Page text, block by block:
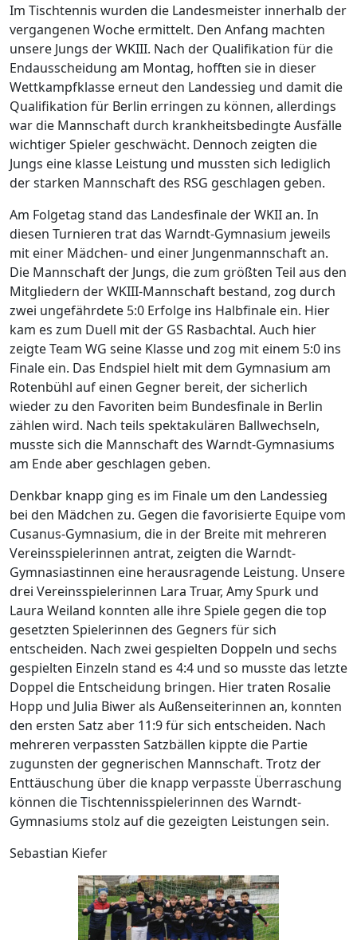
Im Tischtennis wurden die Landesmeister innerhalb der
vergangenen Woche ermittelt. Den Anfang machten
unsere Jungs der WKIII. Nach der Qualifikation für die
Endausscheidung am Montag, hofften sie in dieser
Wettkampfklasse erneut den Landessieg und damit die
Qualifikation für Berlin erringen zu können, allerdings
war die Mannschaft durch krankheitsbedingte Ausfälle
wichtiger Spieler geschwächt. Dennoch zeigten die
Jungs eine klasse Leistung und mussten sich lediglich
der starken Mannschaft des RSG geschlagen geben.
Am Folgetag stand das Landesfinale der WKII an. In
diesen Turnieren trat das Warndt-Gymnasium jeweils
mit einer Mädchen- und einer Jungenmannschaft an.
Die Mannschaft der Jungs, die zum größten Teil aus den
Mitgliedern der WKIII-Mannschaft bestand, zog durch
zwei ungefährdete 5:0 Erfolge ins Halbfinale ein. Hier
kam es zum Duell mit der GS Rasbachtal. Auch hier
zeigte Team WG seine Klasse und zog mit einem 5:0 ins
Finale ein. Das Endspiel hielt mit dem Gymnasium am
Rotenbühl auf einen Gegner bereit, der sicherlich
wieder zu den Favoriten beim Bundesfinale in Berlin
zählen wird. Nach teils spektakulären Ballwechseln,
musste sich die Mannschaft des Warndt-Gymnasiums
am Ende aber geschlagen geben.
Denkbar knapp ging es im Finale um den Landessieg
bei den Mädchen zu. Gegen die favorisierte Equipe vom
Cusanus-Gymnasium, die in der Breite mit mehreren
Vereinsspielerinnen antrat, zeigten die Warndt-
Gymnasiastinnen eine herausragende Leistung. Unsere
drei Vereinsspielerinnen Lara Truar, Amy Spurk und
Laura Weiland konnten alle ihre Spiele gegen die top
gesetzten Spielerinnen des Gegners für sich
entscheiden. Nach zwei gespielten Doppeln und sechs
gespielten Einzeln stand es 4:4 und so musste das letzte
Doppel die Entscheidung bringen. Hier traten Rosalie
Hopp und Julia Biwer als Außenseiterinnen an, konnten
den ersten Satz aber 11:9 für sich entscheiden. Nach
mehreren verpassten Satzbällen kippte die Partie
zugunsten der gegnerischen Mannschaft. Trotz der
Enttäuschung über die knapp verpasste Überraschung
können die Tischtennisspielerinnen des Warndt-
Gymnasiums stolz auf die gezeigten Leistungen sein.
Sebastian Kiefer